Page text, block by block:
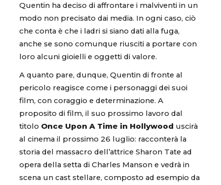
Quentin ha deciso di affrontare i malviventi in un
modo non precisato dai media. In ogni caso, ciò
che conta è che i ladri si siano dati alla fuga,
anche se sono comunque riusciti a portare con
loro alcuni gioielli e oggetti di valore.
A quanto pare, dunque, Quentin di fronte al
pericolo reagisce come i personaggi dei suoi
film, con coraggio e determinazione. A
proposito di film, il suo prossimo lavoro dal
titolo Once Upon A Time in Hollywood uscirà
al cinema il prossimo 26 luglio: racconterà la
storia del massacro dell’attrice Sharon Tate ad
opera della setta di Charles Manson e vedrà in
scena un cast stellare, composto ad esempio da